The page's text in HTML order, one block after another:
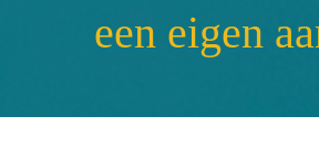
een eigen